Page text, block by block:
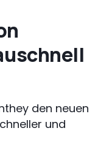
den neuen
und